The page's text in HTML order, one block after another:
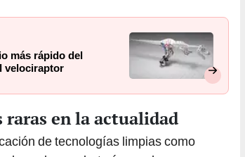
más rápido del
velociraptor
en la actualidad
de tecnologías limpias como